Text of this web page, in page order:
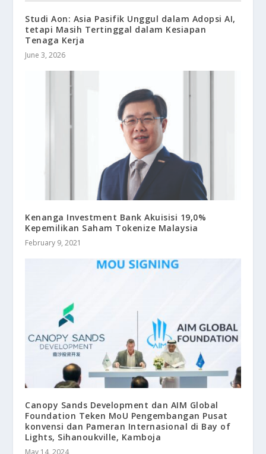
Studi Aon: Asia Pasifik Unggul dalam Adopsi AI,
tetapi Masih Tertinggal dalam Kesiapan
Tenaga Kerja
June 3, 2026
Kenanga Investment Bank Akuisisi 19,0%
Kepemilikan Saham Tokenize Malaysia
February 9, 2021
Canopy Sands Development dan AIM Global
Foundation Teken MoU Pengembangan Pusat
konvensi dan Pameran Internasional di Bay of
Lights, Sihanoukville, Kamboja
May 14, 2024